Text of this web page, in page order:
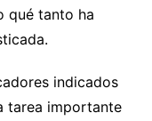
qué tanto ha
indicados
tarea importante